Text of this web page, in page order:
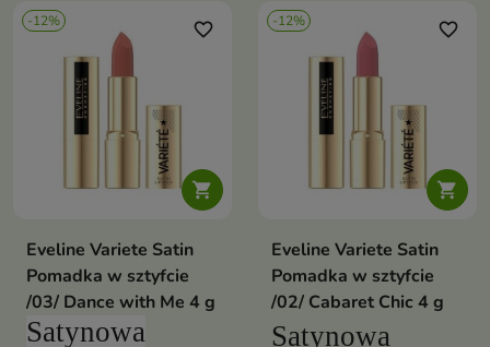
pragnących
elegancji i
szyku. Sześć
uniwersalnych
kolorów oraz
pielęgnujące
kosmetyku
sprawią, że z
pomadką
pragnących
elegancji i
szyku. Sześć
uniwersalnych
kolorów oraz
pielęgnujące
kosmetyku
sprawią, że z
pomadką
-12%

favorite_border
Eveline Variete Satin
Pomadka w sztyfcie
/03/ Dance with Me 4 g
Satynowa
-12%

favorite_border
Eveline Variete Satin
Pomadka w sztyfcie
/02/ Cabaret Chic 4 g
Satynowa